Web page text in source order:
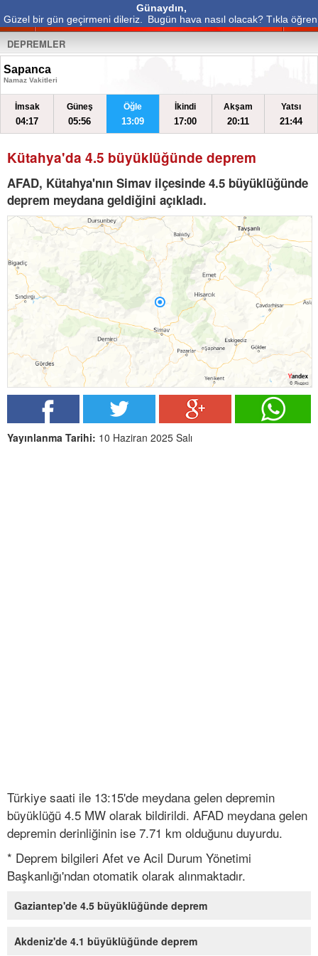
Günaydın,
Güzel bir gün geçirmeni dileriz.
Bugün hava nasıl olacak? Tıkla öğren
DEPREMLER
Sapanca
Namaz Vakitleri
İmsak
04:17
Güneş
05:56
Öğle
13:09
İkindi
17:00
Akşam
20:11
Yatsı
21:44
Kütahya'da 4.5 büyüklüğünde deprem
AFAD, Kütahya'nın Simav ilçesinde 4.5 büyüklüğünde
deprem meydana geldiğini açıkladı.
Yayınlanma Tarihi: 10 Haziran 2025 Salı
Türkiye saati ile 13:15'de meydana gelen depremin
büyüklüğü 4.5 MW olarak bildirildi. AFAD meydana gelen
depremin derinliğinin ise 7.71 km olduğunu duyurdu.
* Deprem bilgileri Afet ve Acil Durum Yönetimi
Başkanlığı'ndan otomatik olarak alınmaktadır.
Gaziantep'de 4.5 büyüklüğünde deprem
Akdeniz'de 4.1 büyüklüğünde deprem